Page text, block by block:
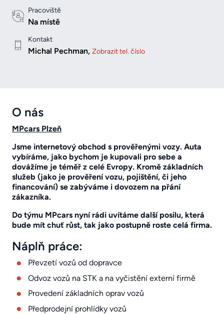
Pracoviště
Na místě
Kontakt
Michal Pechman, Zobrazit tel. číslo
O nás
MPcars Plzeň
Jsme internetový obchod s prověřenými vozy. Auta
vybíráme, jako bychom je kupovali pro sebe a
dovážíme je téměř z celé Evropy. Kromě základních
služeb (jako je prověření vozu, pojištění, či jeho
financování) se zabýváme i dovozem na přání
zákazníka.
Do týmu MPcars nyní rádi uvítáme další posilu, která
bude mít chuť růst, tak jako postupně roste celá firma.
Náplň práce:
Převzetí vozů od dopravce
Odvoz vozů na STK a na vyčistění externí firmě
Provedení základních oprav vozů
Předprodejní prohlídky vozů